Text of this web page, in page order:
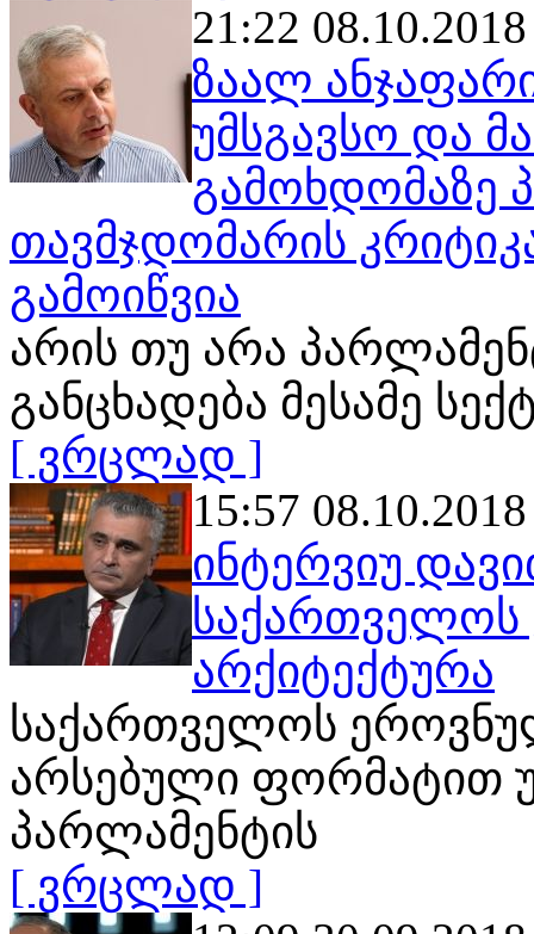
21:22 08.10.2018
ზაალ
უმსგავსო და
გამოხდომაზე
თავმჯდომარის
გამოიწვია
არის თუ არა
განცხადება მესამე
[ ვრცლად ]
15:57 08.10.2018
ინტერვიუ
საქართველოს
არქიტექტურა
საქართველოს
არსებული ფორმატით
პარლამენტის
[ ვრცლად ]